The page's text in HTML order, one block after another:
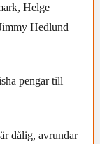
Helge
Hedlund
pengar till
dålig, avrundar